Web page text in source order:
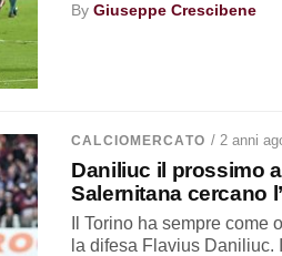
ByGiuseppe Crescibene
CALCIOMERCATO / 2 anni
Daniliuc il prossimo
Salernitana cercano
Il Torino ha sempre
la difesa Flavius Daniliuc.